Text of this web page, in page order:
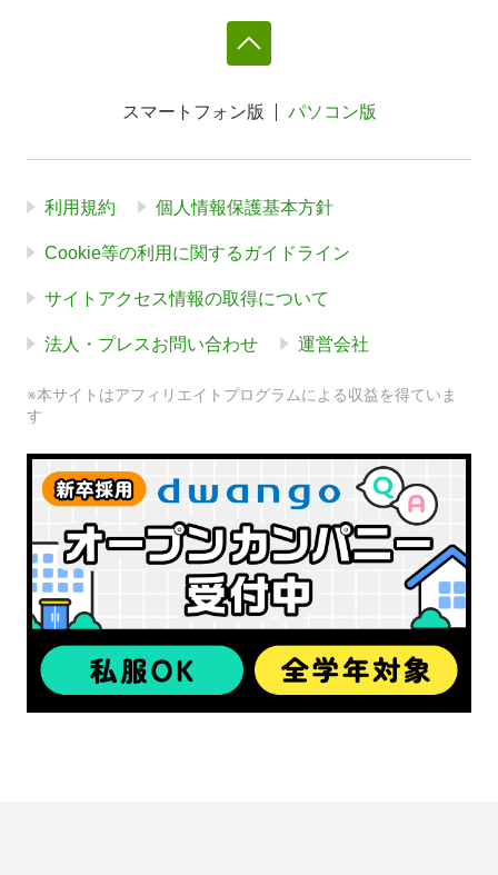
スマートフォン版 パソコン版
利用規約 個人情報保護基本方針
Cookie等の利用に関するガイドライン
サイトアクセス情報の取得について
法人・プレスお問い合わせ 運営会社
※本サイトはアフィリエイトプログラムによる収益を得ていま
す